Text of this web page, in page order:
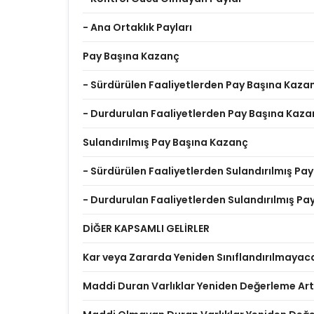
- Ana Ortaklık Payları
Pay Başına Kazanç
- Sürdürülen Faaliyetlerden Pay Başına
- Durdurulan Faaliyetlerden Pay Başına
Sulandırılmış Pay Başına Kazanç
- Sürdürülen Faaliyetlerden Sulandırılmış
- Durdurulan Faaliyetlerden Sulandırılmış
DİĞER KAPSAMLI GELİRLER
Kar veya Zararda Yeniden
Maddi Duran Varlıklar Yeniden Değerleme